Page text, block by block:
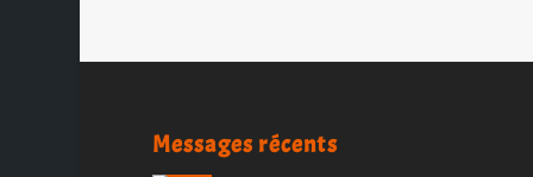
Messages récents